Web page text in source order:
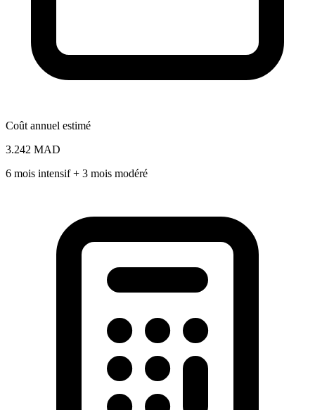
Coût annuel estimé
3.242 MAD
6 mois intensif + 3 mois modéré